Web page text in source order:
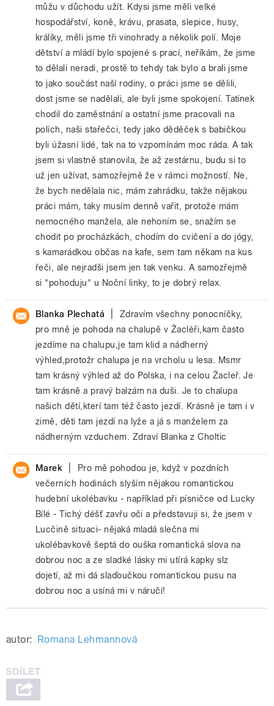
můžu v důchodu užít. Kdysi jsme měli velké
hospodářství, koně, krávu, prasata, slepice, husy,
králíky, měli jsme tři vinohrady a několik polí. Moje
dětství a mládí bylo spojené s prací, neříkám, že jsme
to dělali neradi, prostě to tehdy tak bylo a brali jsme
to jako součást naší rodiny, o práci jsme se dělili,
dost jsme se nadělali, ale byli jsme spokojení. Tatínek
chodil do zaměstnání a ostatní jsme pracovali na
polích, naši stařečci, tedy jako děděček s babičkou
byli úžasní lidé, tak na to vzpomínám moc ráda. A tak
jsem si vlastně stanovila, že až zestárnu, budu si to
už jen užívat, samozřejmě že v rámci možností. Ne,
že bych nedělala nic, mám zahrádku, takže nějakou
práci mám, taky musím denně vařit, protože mám
nemocného manžela, ale nehoním se, snažím se
chodit po procházkách, chodím do cvičení a do jógy,
s kamarádkou občas na kafe, sem tam někam na kus
řeči, ale nejradši jsem jen tak venku. A samozřejmě
si "pohoduju" u Noční linky, to je dobrý relax.
Blanka Plechatá
Zdravím všechny ponocníčky,
pro mně je pohoda na chalupě v Žaclèři,kam často
jezdíme na chalupu,je tam klid a nádherný
výhled,protožr chalupa je na vrcholu u lesa. Msmr
tam krásný výhled až do Polska, i na celou Žacleř. Je
tam krásně a pravý balzám na duši. Je to chalupa
našich dětí,kterí tam též často jezdí. Krásně je tam i v
zimě, děti tam jezdí na lyže a já s manželem za
nádherným vzduchem. Zdraví Blanka z Choltic
Marek
Pro mě pohodou je, když v pozdních
večerních hodinách slyším nějakou romantickou
hudební ukolébavku - například při písničce od Lucky
Bílé - Tichý déšť zavřu oči a představuji si, že jsem v
Lucčině situaci- nějaká mladá slečna mi
ukolébavkově šeptá do ouška romantická slova na
dobrou noc a ze sladké lásky mi utírá kapky slz
dojetí, až mi dá slaďoučkou romantickou pusu na
dobrou noc a usíná mi v náručí!
autor: Romana Lehmannová